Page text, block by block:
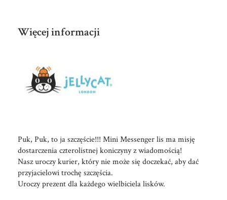
Więcej informacji
Puk, Puk, to ja szczęście!!! Mini Messenger lis ma misję
dostarczenia czterolistnej koniczyny z wiadomością!
Nasz uroczy kurier, który nie może się doczekać, aby dać
przyjacielowi trochę szczęścia.
Uroczy prezent dla każdego wielbiciela lisków.